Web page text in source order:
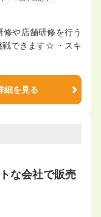
や店舗研修を行う
戦できます☆ ・スキ
細を見る
な会社で販売